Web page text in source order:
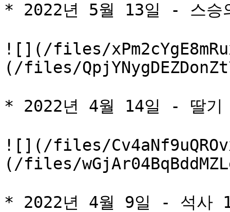
* 2022년 5월 13일 - 스승
![](/files/
(/files/
* 2022년 4월 14일 - 딸기
![](/files/
(/files/
* 2022년 4월 9일 - 석사 1